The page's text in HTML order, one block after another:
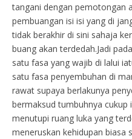
tangani dengan pemotongan
pembuangan isi isi yang di
tidak berakhir di sini sahaja
buang akan terdedah.Jadi
satu fasa yang wajib di lalui
satu fasa penyembuhan di
rawat supaya berlakunya
bermaksud tumbuhnya
menutupi ruang luka yang
meneruskan kehidupan biasa